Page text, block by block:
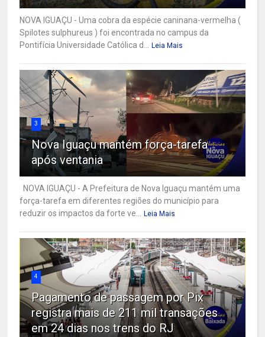
NOVA IGUAÇU - Uma cobra da espécie caninana-vermelha (
Spilotes sulphureus ) foi encontrada no campus da
Pontifícia Universidade Católica d... Leia Mais
3
Nova Iguaçu mantém força-tarefa
após ventania
NOVA IGUAÇU - A Prefeitura de Nova Iguaçu mantém uma
força-tarefa em diferentes regiões do município para
reduzir os impactos da forte ve... Leia Mais
4
Pagamento de passagem por Pix
registra mais de 211 mil transações
em 24 dias nos trens do RJ